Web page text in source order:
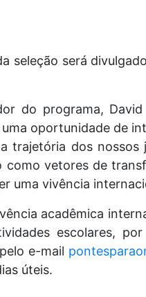
seleção será
do programa,
uma oportunidade de
trajetória dos
como vetores de
uma vivência
acadêmica
escolares,
e-mail
úteis.